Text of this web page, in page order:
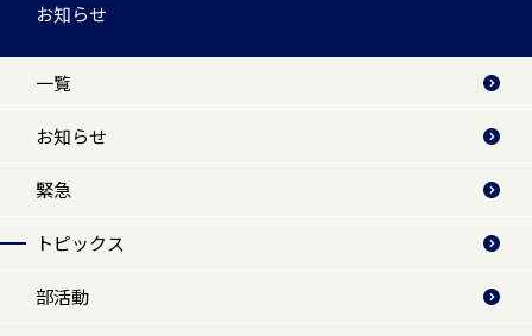
お知らせ
一覧
お知らせ
緊急
トピックス
部活動